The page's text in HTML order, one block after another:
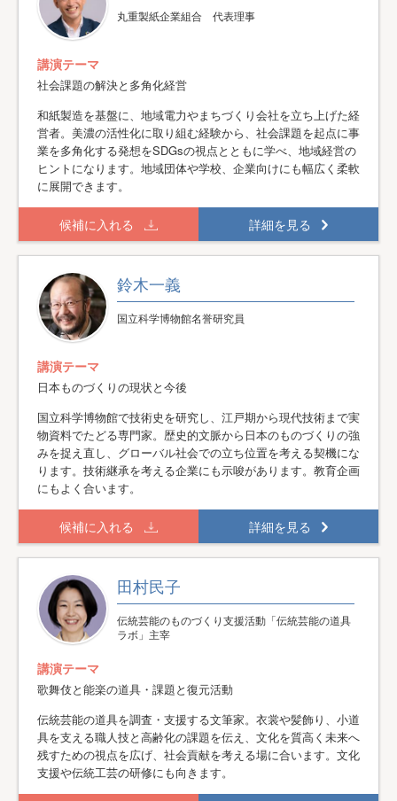
丸重製紙企業組合 代表理事
講演テーマ
社会課題の解決と多角化経営
和紙製造を基盤に、地域電力やまちづくり会社を立ち上げた経
営者。美濃の活性化に取り組む経験から、社会課題を起点に事
業を多角化する発想をSDGsの視点とともに学べ、地域経営の
ヒントになります。地域団体や学校、企業向けにも幅広く柔軟
に展開できます。
候補に入れる 詳細を見る
鈴木一義
国立科学博物館名誉研究員
講演テーマ
日本ものづくりの現状と今後
国立科学博物館で技術史を研究し、江戸期から現代技術まで実
物資料でたどる専門家。歴史的文脈から日本のものづくりの強
みを捉え直し、グローバル社会での立ち位置を考える契機にな
ります。技術継承を考える企業にも示唆があります。教育企画
にもよく合います。
候補に入れる 詳細を見る
田村民子
伝統芸能のものづくり支援活動「伝統芸能の道具
ラボ」主宰
講演テーマ
歌舞伎と能楽の道具・課題と復元活動
伝統芸能の道具を調査・支援する文筆家。衣裳や髪飾り、小道
具を支える職人技と高齢化の課題を伝え、文化を質高く未来へ
残すための視点を広げ、社会貢献を考える場に合います。文化
支援や伝統工芸の研修にも向きます。